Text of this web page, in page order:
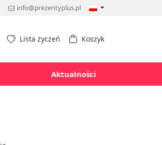
info@prezentyplus.pl
Lista życzeń Koszyk
Aktualności